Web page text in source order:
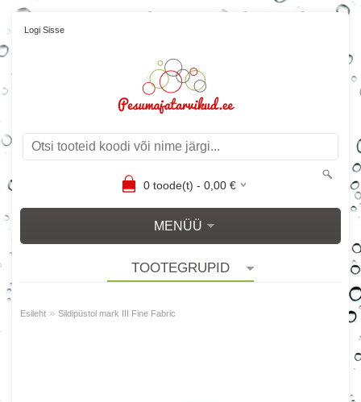
Logi Sisse
0toode(t) - 0,00€
MENÜÜ
TOOTEGRUPID
Esileht » Sildipüstol mark III Fine Fabric